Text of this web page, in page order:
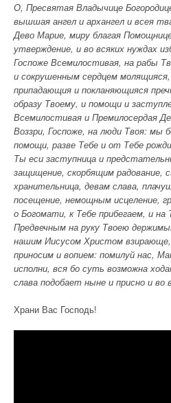
О, Пресвятая Владычице
вышшая ангел и архангел и всея
Дево Марие, миру благая
утверждение, и во всяких нуждах
Госпоже Всемилостивая, на рабы
и сокрушенным сердцем
припадающия и покланяющияся
образу Твоему, и помощи и
Всемилостивая и Премилосердая
Воззри, Госпоже, на люди Твоя: мы
помощи, разве Тебе и от Тебе
Ты еси заступница и
защищение, скорбящим радование,
хранительница, девам слава,
посещение, немощным исцеление,
о Богомати, к Тебе прибегаем, и
Предвечным на руку Твоею
нашим Иисусом Христом взирающе,
приносим и вопием: помилуй нас,
исполни, вся бо суть возможна
слава подобает ныне и присно и во
Храни Вас Господь!